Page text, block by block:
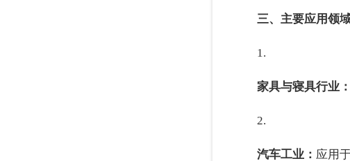
三、主要应用领
1.
家具与寝具行业：
2.
汽车工业： 应用